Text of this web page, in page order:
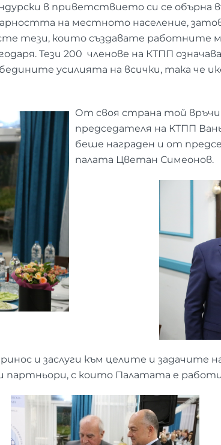
в приветствието си се обърна
на местното население,
тези, които създавате работните
Тези 200 членове на КТПП
усилията на всички, така че
От своя страна той
председателя на КТПП
беше награден и от
палата Цветан Симеонов.
и заслуги към целите и задачите
партньори, с които Палатата е